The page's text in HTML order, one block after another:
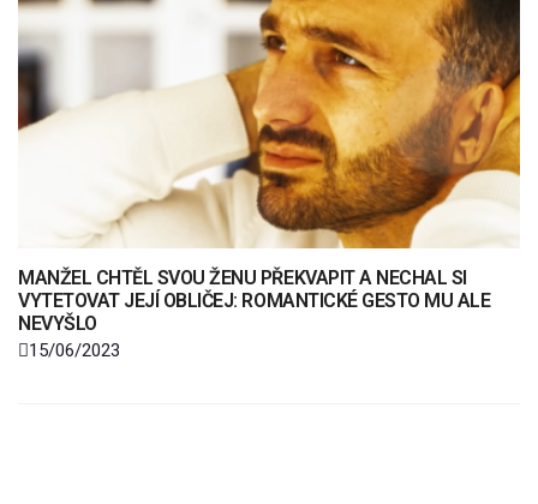
MANŽEL CHTĚL SVOU ŽENU PŘEKVAPIT A NECHAL SI
VYTETOVAT JEJÍ OBLIČEJ: ROMANTICKÉ GESTO MU ALE
NEVYŠLO
15/06/2023